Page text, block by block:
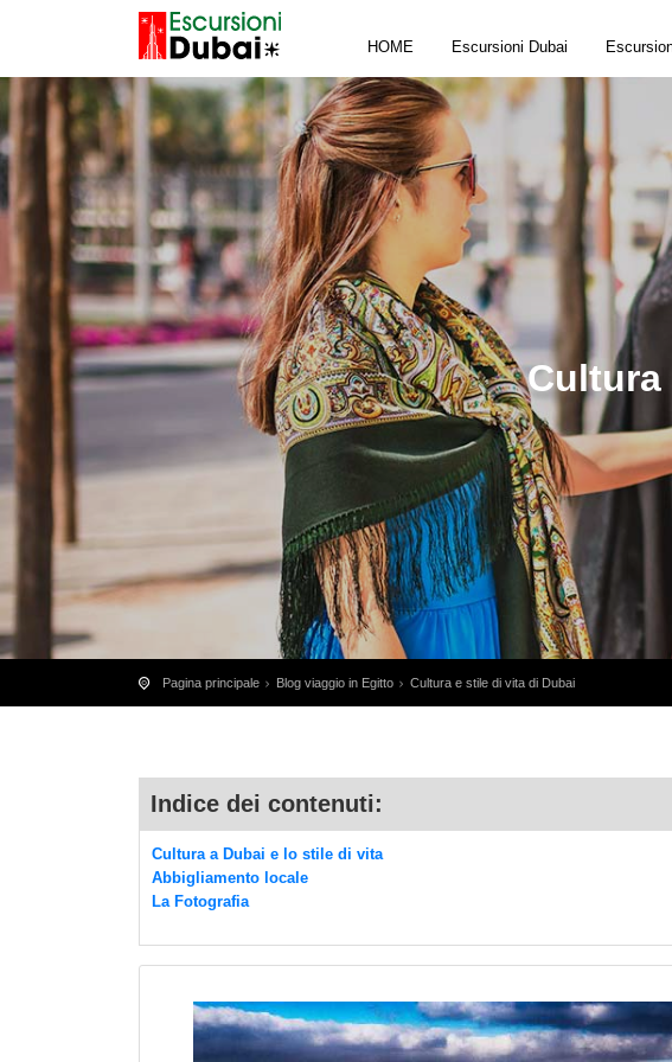
HOME Escursioni Dubai
Pagina principale Blog viaggio in Egitto Cultura e stile di vita di Dubai
Indice dei contenuti:
Cultura a Dubai e lo stile di vita
Abbigliamento locale
La Fotografia